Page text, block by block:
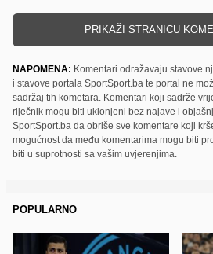
PRIKAŽI STRANICU
NAPOMENA: Komentari odražavaju stavove
i stavove portala SportSport.ba te portal ne
sadržaj tih kometara. Komentari koji sadrže
riječnik mogu biti uklonjeni bez najave i
SportSport.ba da obriše sve komentare koji
mogućnost da među komentarima mogu biti
biti u suprotnosti sa vašim uvjerenjima.
POPULARNO